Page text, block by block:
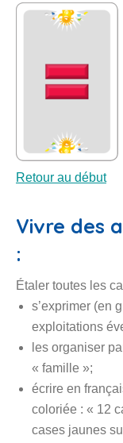
Retour au début
Vivre des
:
Étaler toutes les
s’exprimer (en
exploitations
les organiser
« famille »;
écrire en
coloriée : « 12
cases jaunes